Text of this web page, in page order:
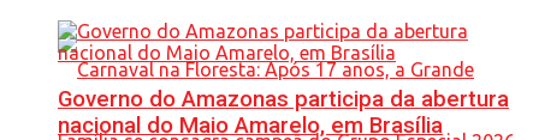
Governo do Amazonas participa da abertura
nacional do Maio Amarelo, em Brasília